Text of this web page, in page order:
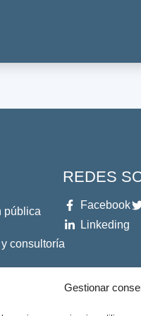
Gestionar
pública
consultoría
REDES
Facebook
Linkeding